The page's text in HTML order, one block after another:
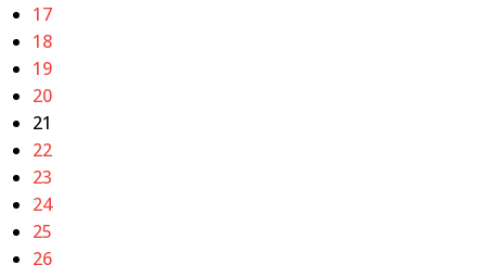
17
18
19
20
21
22
23
24
25
26